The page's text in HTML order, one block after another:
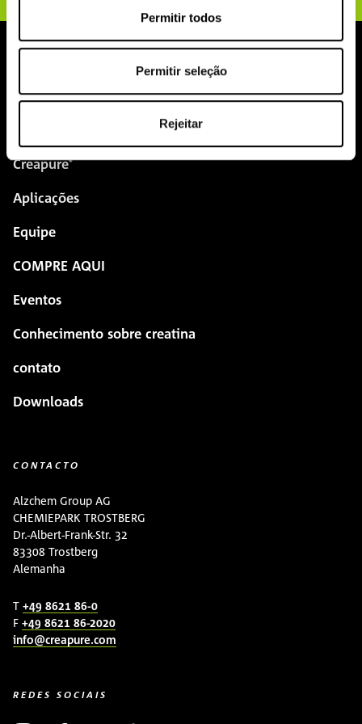
Permitir todos
Permitir seleção
Rejeitar
pure.proven.perfect.
Creapure®
Aplicações
Equipe
COMPRE AQUI
Eventos
Conhecimento sobre creatina
contato
Downloads
CONTACTO
Alzchem Group AG
CHEMIEPARK TROSTBERG
Dr.-Albert-Frank-Str. 32
83308 Trostberg
Alemanha
T +49 8621 86-0
F +49 8621 86-2020
info@creapure.com
REDES SOCIAIS